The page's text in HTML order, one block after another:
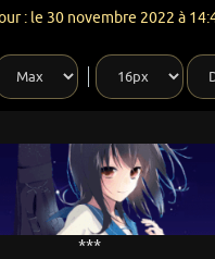
: le 30 novembre 2022 à
***